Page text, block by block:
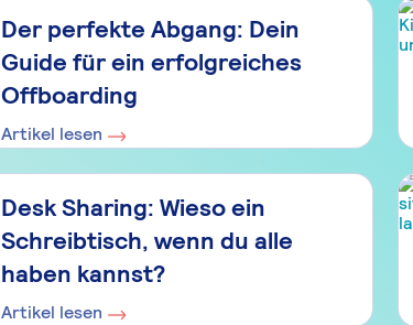
Der perfekte Abgang: Dein
Guide für ein erfolgreiches
Offboarding
Artikel lesen
Desk Sharing: Wieso ein
Schreibtisch, wenn du alle
haben kannst?
Artikel lesen